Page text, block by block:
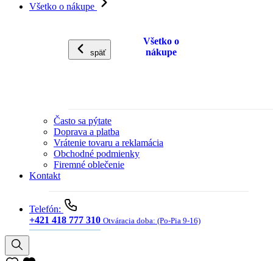
Všetko o nákupe
späť
Všetko o
nákupe
Často sa pýtate
Doprava a platba
Vrátenie tovaru a reklamácia
Obchodné podmienky
Firemné oblečenie
Kontakt
Telefón:
+421 418 777 310 Otváracia doba: (Po-Pia 9-16)